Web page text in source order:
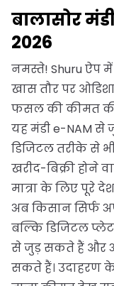
बालासोर
2026
नमस्ते! Shuru ऐप
खास तौर पर
फसल की कीमत की
यह मंडी e-NAM से
डिजिटल तरीके से
खरीद-बिक्री होने
मात्रा के लिए पूरे
अब किसान सिर्फ
बल्कि डिजिटल
से जुड़ सकते हैं और
सकते हैं। उदाहरण